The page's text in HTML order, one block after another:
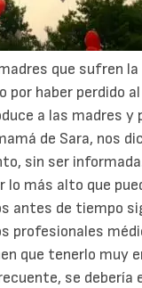
que sufren
haber perdido
a las madres
de Sara, nos
sin ser
más alto que
antes de tiempo
profesionales
que tenerlo muy
se